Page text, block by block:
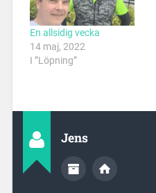
En allsidig vecka
14 maj, 2022
I ”Löpning”
Jens